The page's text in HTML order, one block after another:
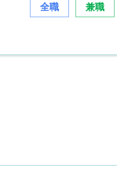
全職 兼職